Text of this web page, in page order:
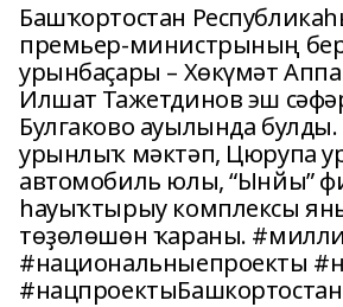
Башҡортостан
премьер-министрының
урынбаҫары – Хөкүмәт
Илшат Тажетдинов эш
Булгаково ауылында булды.
урынлыҡ мәктәп, Цюрупа
автомобиль юлы, “Ынйы”
һауыҡтырыу комплексы
төҙөлөшөн ҡараны.
#национальныепроекты
#нацпроектыБашкортостан